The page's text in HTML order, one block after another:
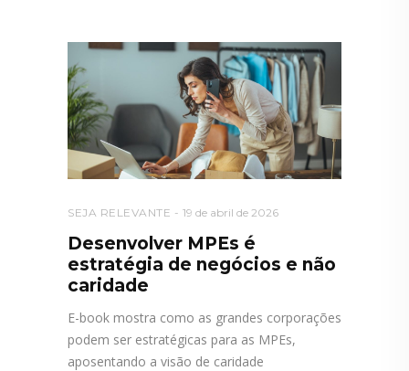
SEJA RELEVANTE 19 de abril de 2026
Desenvolver MPEs é
estratégia de negócios e não
caridade
E-book mostra como as grandes corporações
podem ser estratégicas para as MPEs,
aposentando a visão de caridade